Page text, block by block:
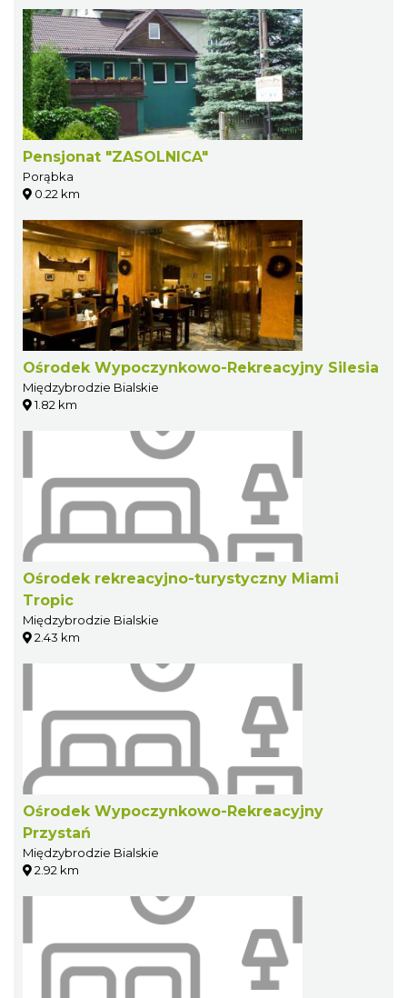
Pensjonat "ZASOLNICA"
Porąbka
0.22 km
Ośrodek Wypoczynkowo-Rekreacyjny Silesia
Międzybrodzie Bialskie
1.82 km
Ośrodek rekreacyjno-turystyczny Miami
Tropic
Międzybrodzie Bialskie
2.43 km
Ośrodek Wypoczynkowo-Rekreacyjny
Przystań
Międzybrodzie Bialskie
2.92 km